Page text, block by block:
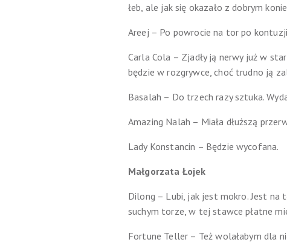
łeb, ale jak się okazało z dobrym
Areej – Po powrocie na tor po
Carla Cola – Zjadły ją nerwy już w
będzie w rozgrywce, choć trudno ją
Basalah – Do trzech razy sztuka.
Amazing Nalah – Miała dłuższą
Lady Konstancin – Będzie wycofana.
Małgorzata Łojek
Dilong – Lubi, jak jest mokro. Jest na
suchym torze, w tej stawce płatne
Fortune Teller – Też wolałabym dla